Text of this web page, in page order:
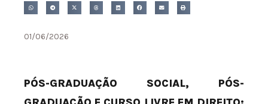
01/06/2026
PÓS-GRADUAÇÃO SOCIAL, PÓS-